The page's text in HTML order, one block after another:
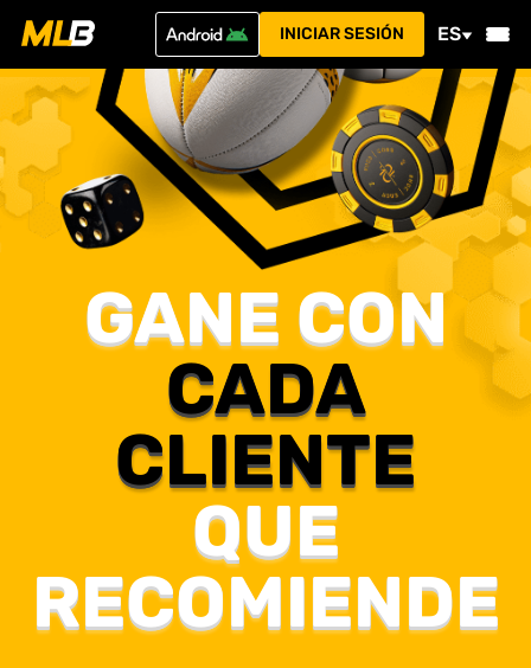
INICIAR SESIÓN ES
GANE CON
CADA
CLIENTE
QUE
RECOMIENDE